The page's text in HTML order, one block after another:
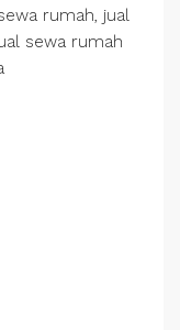
rumah, jual
sewa rumah